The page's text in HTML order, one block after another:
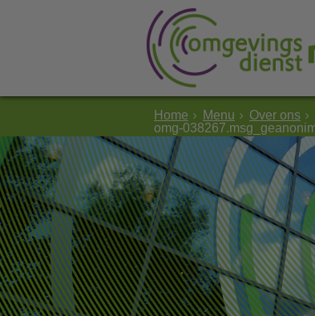
Home Menu Over ons
omg-